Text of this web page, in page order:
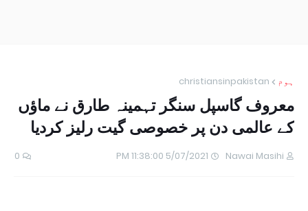
ہوم christiansinpakistan
معروف گاسپل سنگر تہمینہ طارق نے ماﺅں
کے عالمی دن پر خصوصی گیت رلیز کردیا
Nawai Masihi
5/07/2021 11:38:00 PM
0